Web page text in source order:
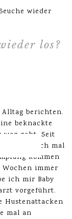
wieder
los?
berichten.
beknackte
geht. Seit
dann auch mal
kommen
immer
ich mir Baby
vorgeführt.
Hustenattacken
mal an